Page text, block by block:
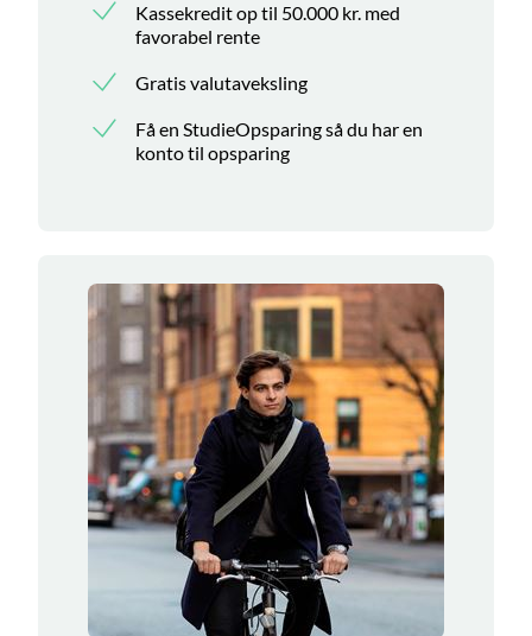
Kassekredit op til 50.000 kr. med
favorabel rente
Gratis valutaveksling
Få en StudieOpsparing så du har en
konto til opsparing